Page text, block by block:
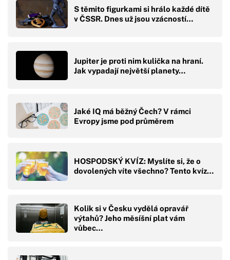
S těmito figurkami si hrálo každé dítě
v ČSSR. Dnes už jsou vzácností…
Jupiter je proti nim kulička na hraní.
Jak vypadají největší planety…
Jaké IQ má běžný Čech? V rámci
Evropy jsme pod průměrem
HOSPODSKÝ KVÍZ: Myslíte si, že o
dovolených víte všechno? Tento kvíz…
Kolik si v Česku vydělá opravář
výtahů? Jeho měsíšní plat vám
vůbec…